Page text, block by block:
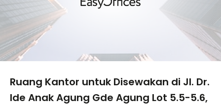
Ruang Kantor untuk Disewakan di Jl. Dr.
Ide Anak Agung Gde Agung Lot 5.5-5.6,